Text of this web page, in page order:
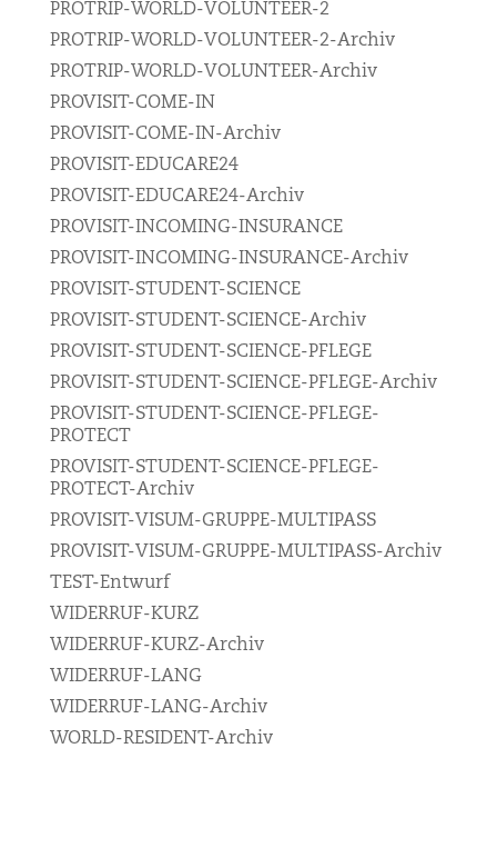
PROTRIP-WORLD-VOLUNTEER-2
PROTRIP-WORLD-VOLUNTEER-2-Archiv
PROTRIP-WORLD-VOLUNTEER-Archiv
PROVISIT-COME-IN
PROVISIT-COME-IN-Archiv
PROVISIT-EDUCARE24
PROVISIT-EDUCARE24-Archiv
PROVISIT-INCOMING-INSURANCE
PROVISIT-INCOMING-INSURANCE-Archiv
PROVISIT-STUDENT-SCIENCE
PROVISIT-STUDENT-SCIENCE-Archiv
PROVISIT-STUDENT-SCIENCE-PFLEGE
PROVISIT-STUDENT-SCIENCE-PFLEGE-Archiv
PROVISIT-STUDENT-SCIENCE-PFLEGE-
PROTECT
PROVISIT-STUDENT-SCIENCE-PFLEGE-
PROTECT-Archiv
PROVISIT-VISUM-GRUPPE-MULTIPASS
PROVISIT-VISUM-GRUPPE-MULTIPASS-Archiv
TEST-Entwurf
WIDERRUF-KURZ
WIDERRUF-KURZ-Archiv
WIDERRUF-LANG
WIDERRUF-LANG-Archiv
WORLD-RESIDENT-Archiv